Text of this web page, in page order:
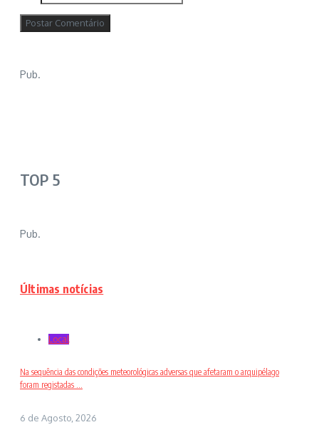
Pub.
TOP 5
Pub.
Últimas notícias
Local
Na sequência das condições meteorológicas adversas que afetaram o arquipélago
foram registadas ...
6 de Agosto, 2026